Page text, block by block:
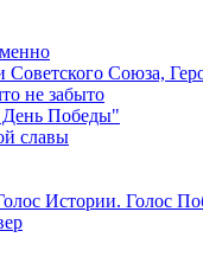
Союза,
не забыто
Победы"
славы
Истории. Голос